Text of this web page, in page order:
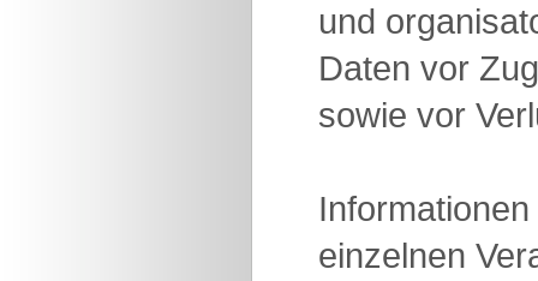
und
Daten vor
sowie vor
einzelnen